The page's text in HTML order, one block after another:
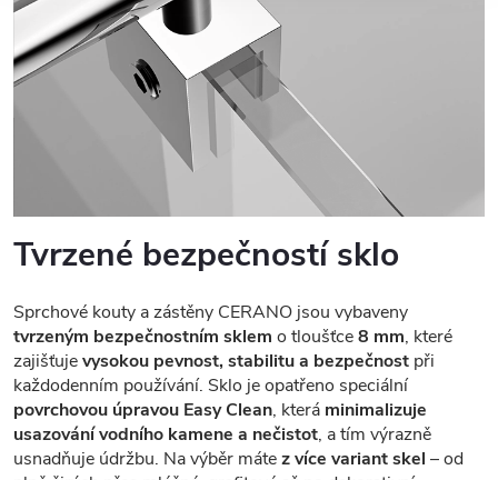
Tvrzené bezpečností sklo
Sprchové kouty a zástěny CERANO jsou vybaveny
tvrzeným bezpečnostním sklem o tloušťce8 mm, které
zajišťujevysokou pevnost, stabilitu a bezpečnost při
každodenním používání. Sklo je opatřeno speciální
povrchovou úpravou Easy Clean, která minimalizuje
usazování vodního kamene a nečistot, a tím výrazně
usnadňuje údržbu. Na výběr mátez více variant skel – od